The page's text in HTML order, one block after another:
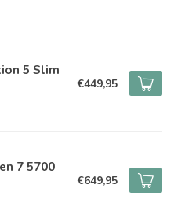
5 Slim
€449,95
7 5700
€649,95